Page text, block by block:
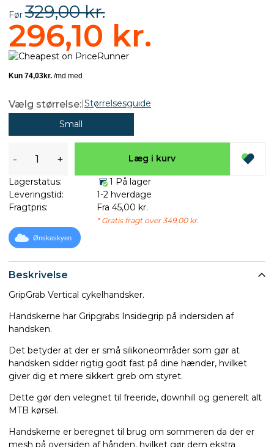
Beskrivelse
GripGrab Vertical cykelhandsker.
Handskerne har Gripgrabs Insidegrip på indersiden af
handsken.
Det betyder at der er små silikoneområder som gør at
handsken sidder rigtig godt fast på dine hænder, hvilket
giver dig et mere sikkert greb om styret.
Dette gør den velegnet til freeride, downhill og generelt alt
MTB kørsel.
Handskerne er beregnet til brug om sommeren da der er
mesh på oversiden af hånden, hvilket gør dem ekstra
Før329,00 kr.
296,10 kr.
Vælg størrelse:|Størrelsesguide
Small
- + Læg i kurv
Lagerstatus:
1 På lager
Leveringstid:
1-2 hverdage
Fragtpris:
Fra 45,00 kr.
* Gratis fragt over 349,00 kr.
Ønskeskyen